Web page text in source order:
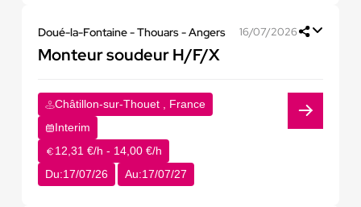
Doué-la-Fontaine - Thouars - Angers 16/07/2026
Monteur soudeur H/F/X
Châtillon-sur-Thouet , France
Interim
12,31 €/h - 14,00 €/h
Du:17/07/26 Au:17/07/27